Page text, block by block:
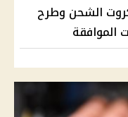
الشحن وطرح